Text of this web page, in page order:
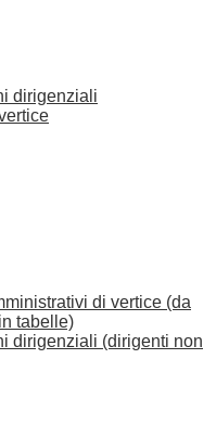
dirigenziali
di vertice (da
tabelle)
dirigenziali (dirigenti non